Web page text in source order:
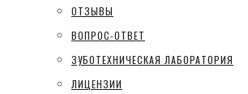
ОТЗЫВЫ
ВОПРОС-ОТВЕТ
ЗУБОТЕХНИЧЕСКАЯ ЛАБОРАТОРИЯ
ЛИЦЕНЗИИ